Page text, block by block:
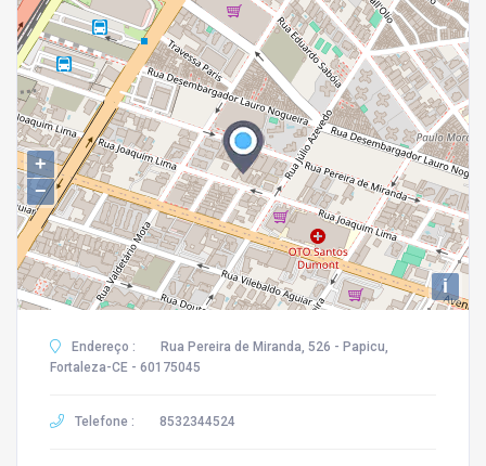
+
−
i
Endereço :
Rua Pereira de Miranda, 526 - Papicu,
Fortaleza-CE - 60175045
Telefone : 8532344524